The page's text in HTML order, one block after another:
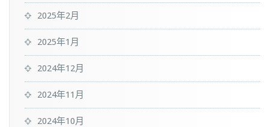
2025年2月
2025年1月
2024年12月
2024年11月
2024年10月